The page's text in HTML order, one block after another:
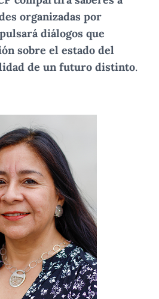
organizadas por
diálogos que
sobre el estado del
de un futuro distinto.